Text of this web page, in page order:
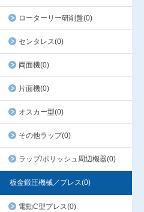
ローターリー研削盤(0)
センタレス(0)
両面機(0)
片面機(0)
オスカー型(0)
その他ラップ(0)
ラップ/ポリッシュ周辺機器(0)
板金鍛圧機械／プレス(0)
電動C型プレス(0)